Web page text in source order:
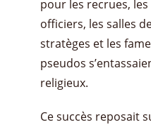
pour les recrues,
officiers, les salles
stratèges et les
pseudos
religieux.
Ce succès reposait